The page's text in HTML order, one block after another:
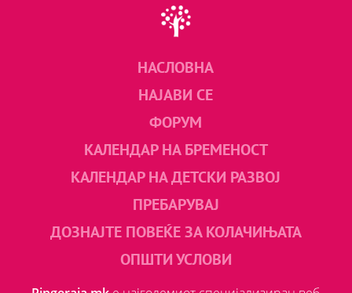
НАСЛОВНА
НАЈАВИ СЕ
ФОРУМ
КАЛЕНДАР НА БРЕМЕНОСТ
КАЛЕНДАР НА ДЕТСКИ РАЗВОЈ
ПРЕБАРУВАЈ
ДОЗНАЈТЕ ПОВЕЌЕ ЗА КОЛАЧИЊАТА
ОПШТИ УСЛОВИ